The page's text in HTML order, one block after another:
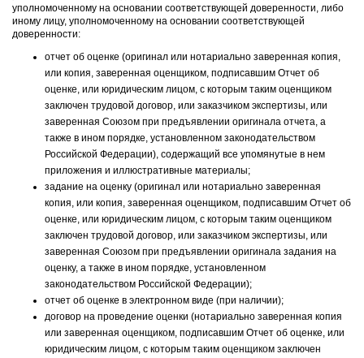
уполномоченному на основании соответствующей доверенности, либо
иному лицу, уполномоченному на основании соответствующей
доверенности:
отчет об оценке (оригинал или нотариально заверенная копия,
или копия, заверенная оценщиком, подписавшим Отчет об
оценке, или юридическим лицом, с которым таким оценщиком
заключен трудовой договор, или заказчиком экспертизы, или
заверенная Союзом при предъявлении оригинала отчета, а
также в ином порядке, установленном законодательством
Российской Федерации), содержащий все упомянутые в нем
приложения и иллюстративные материалы;
задание на оценку (оригинал или нотариально заверенная
копия, или копия, заверенная оценщиком, подписавшим Отчет об
оценке, или юридическим лицом, с которым таким оценщиком
заключен трудовой договор, или заказчиком экспертизы, или
заверенная Союзом при предъявлении оригинала задания на
оценку, а также в ином порядке, установленном
законодательством Российской Федерации);
отчет об оценке в электронном виде (при наличии);
договор на проведение оценки (нотариально заверенная копия
или заверенная оценщиком, подписавшим Отчет об оценке, или
юридическим лицом, с которым таким оценщиком заключен